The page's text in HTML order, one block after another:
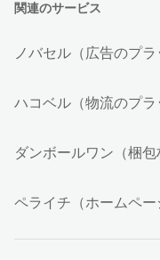
関連のサービス
ノバセル（広告のプラ
ハコベル（物流のプラ
ダンボールワン（梱包
ペライチ（ホームペー